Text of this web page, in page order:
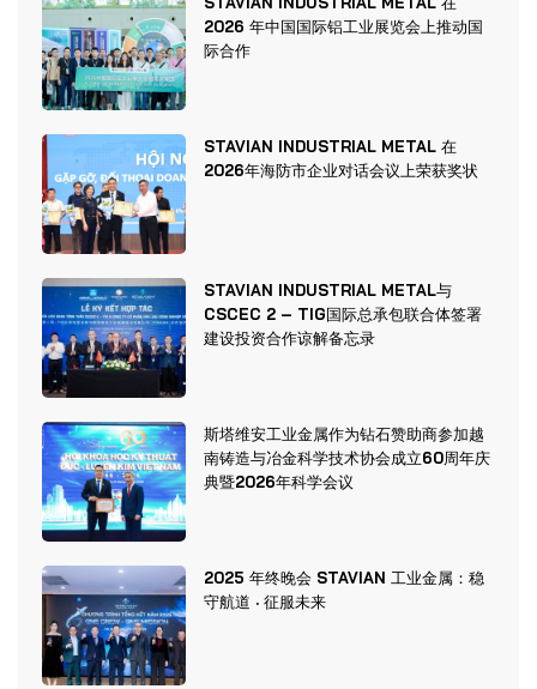
2026 年中国国际铝工业展览会上推动国
际合作
STAVIAN INDUSTRIAL METAL 在
2026年海防市企业对话会议上荣获奖状
STAVIAN INDUSTRIAL METAL与
CSCEC 2 – TIG国际总承包联合体签署
建设投资合作谅解备忘录
斯塔维安工业金属作为钻石赞助商参加越
南铸造与冶金科学技术协会成立60周年庆
典暨2026年科学会议
2025 年终晚会 STAVIAN 工业金属：稳
守航道 · 征服未来